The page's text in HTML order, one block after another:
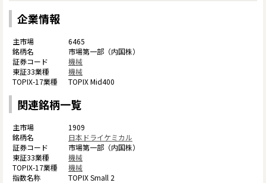
企業情報
6465
市場第一部（内国株）
機械
機械
TOPIX Mid400
関連銘柄一覧
1909
日本ドライケミカル
市場第一部（内国株）
機械
機械
TOPIX Small 2